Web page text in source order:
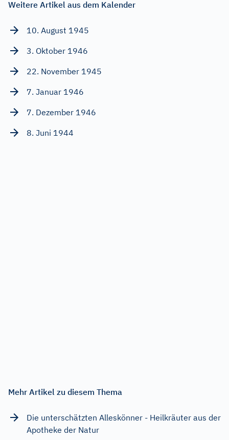
Weitere Artikel aus dem Kalender
10. August 1945
3. Oktober 1946
22. November 1945
7. Januar 1946
7. Dezember 1946
8. Juni 1944
Mehr Artikel zu diesem Thema
Die unterschätzten Alleskönner - Heilkräuter aus der
Apotheke der Natur